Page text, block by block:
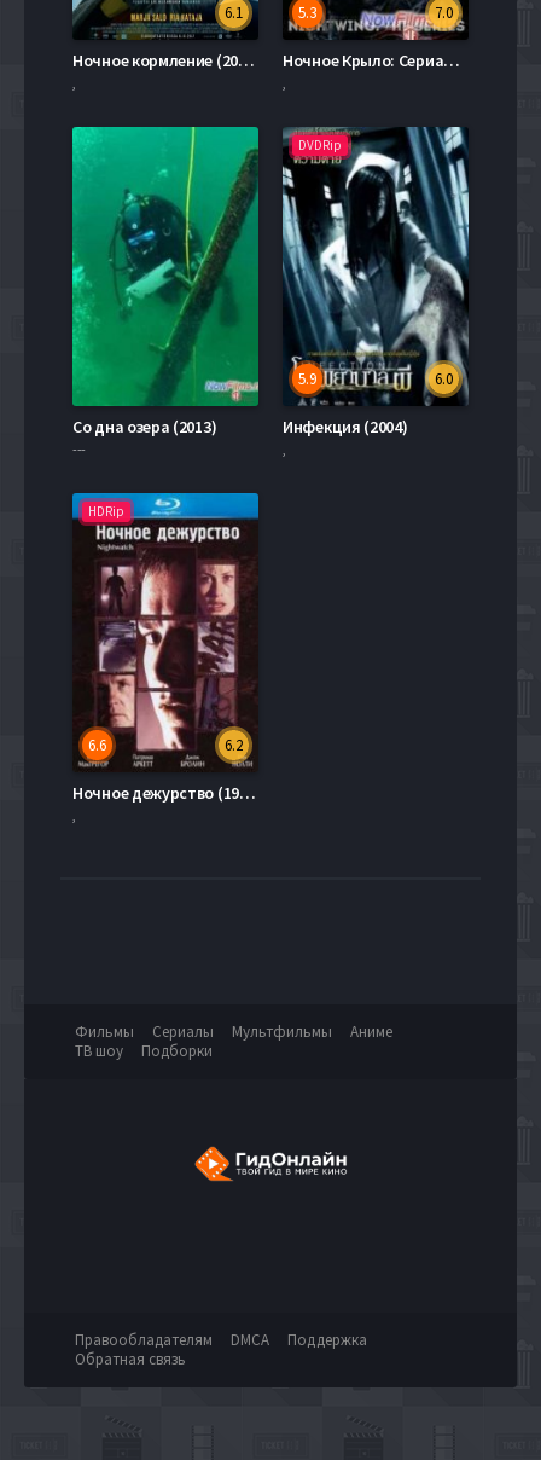
6.1
Ночное кормление (2017)
7.0
5.3
Ночное Крыло: Сериал (2014)
Со дна озера (2013)
---
DVDRip
6.0
5.9
Инфекция (2004)
HDRip
6.2
6.6
Ночное дежурство (1997)
Фильмы Сериалы Мультфильмы
Аниме
ТВ шоу
Подборки
Правообладателям DMCA
Поддержка
Обратная связь